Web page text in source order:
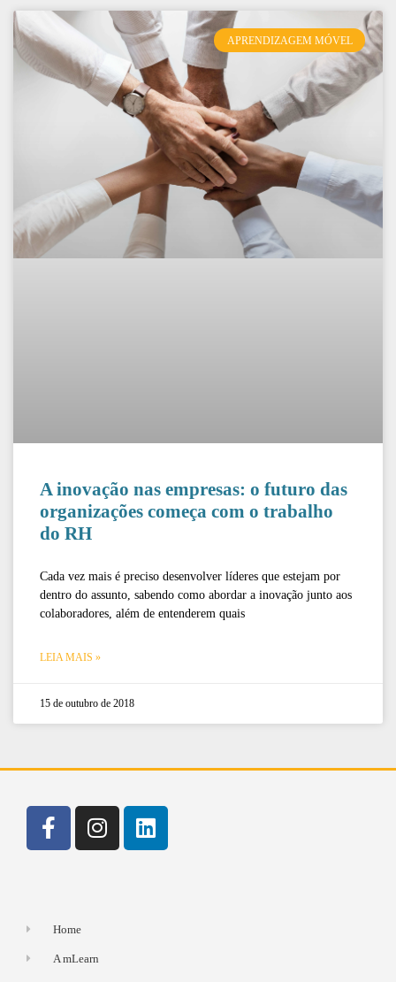
APRENDIZAGEM MÓVEL
A inovação nas empresas: o futuro das
organizações começa com o trabalho
do RH
Cada vez mais é preciso desenvolver líderes que estejam por
dentro do assunto, sabendo como abordar a inovação junto aos
colaboradores, além de entenderem quais
LEIA MAIS »
15 de outubro de 2018
Home
A mLearn